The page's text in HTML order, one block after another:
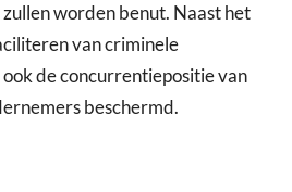
worden benut. Naast het
van criminele
de concurrentiepositie van
beschermd.